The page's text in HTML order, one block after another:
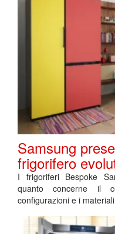
Samsung
frigorifero
I frigoriferi Bespoke
quanto concerne il
configurazioni e i